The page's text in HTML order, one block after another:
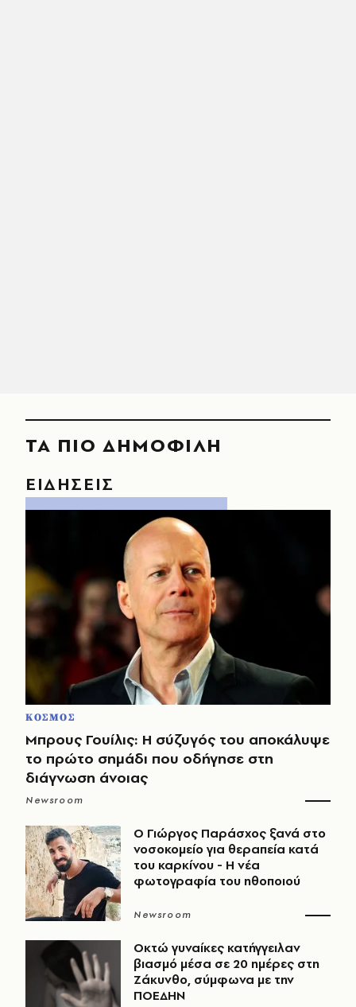
ΤΑ ΠΙΟ ΔΗΜΟΦΙΛΗ
ΕΙΔΗΣΕΙΣ
ΚΟΣΜΟΣ
Μπρους Γουίλις: Η σύζυγός του αποκάλυψε
το πρώτο σημάδι που οδήγησε στη
διάγνωση άνοιας
Newsroom
O Γιώργος Παράσχος ξανά στο
νοσοκομείο για θεραπεία κατά
του καρκίνου - Η νέα
φωτογραφία του ηθοποιού
Newsroom
Οκτώ γυναίκες κατήγγειλαν
βιασμό μέσα σε 20 ημέρες στη
Ζάκυνθο, σύμφωνα με την
ΠΟΕΔΗΝ